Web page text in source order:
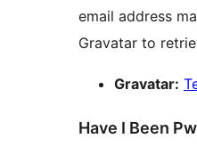
email address
Gravatar to
Gravatar:
Have I Been